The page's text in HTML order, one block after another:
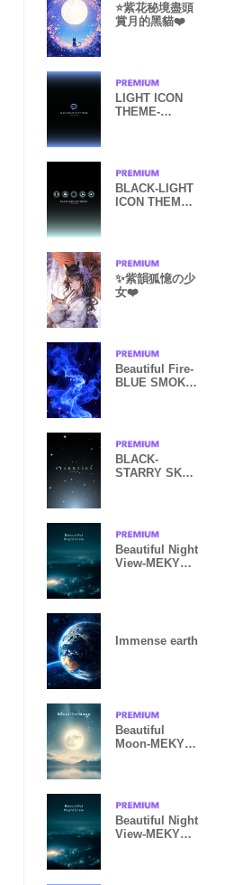
⭐紫花秘境盡頭
賞月的黑貓❤️
LIGHT ICON
THEME-
BLACK-LIGHT
ICON THEME
✨紫韻狐憶の少
女❤️
Beautiful Fire-
BLUE SMOKE
BLACK-
STARRY SKY
Beautiful Night
View-MEKYM
Immense earth
Beautiful
Moon-MEKYM-
Beautiful Night
View-MEKYM